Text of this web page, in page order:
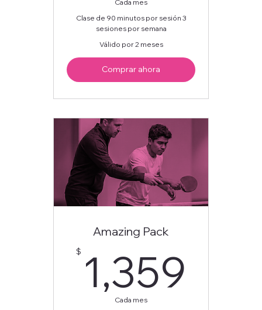
Cada mes
Clase de 90 minutos por sesión 3
sesiones por semana
Válido por 2 meses
Comprar ahora
Amazing Pack
$ 1,359
Cada mes